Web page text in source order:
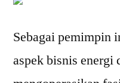
Sebagai pemimpin
aspek bisnis